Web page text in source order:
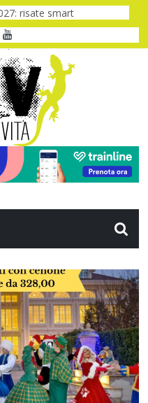
risate smart
2026: le novità
il turismo prende voce
troppo
e meraviglie